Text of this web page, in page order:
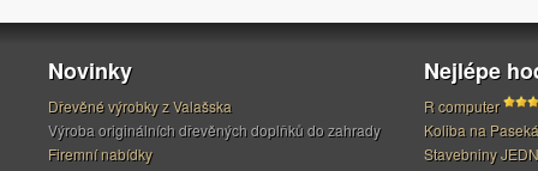
Novinky
Dřevěné výrobky z Valašska
Výroba originálních dřevěných doplňků do zahrady
Firemní nabídky
Nejlépe
R computer
Koliba na
Stavebniny